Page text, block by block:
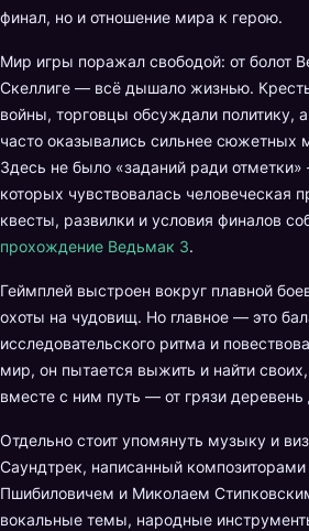
финал, но и отношение мира к герою.
Мир игры поражал свободой: от болот
Скеллиге — всё дышало жизнью.
войны, торговцы обсуждали политику,
часто оказывались сильнее сюжетных
Здесь не было «заданий ради
которых чувствовалась человеческая
квесты, развилки и условия финалов
прохождение Ведьмак 3.
Геймплей выстроен вокруг плавной
охоты на чудовищ. Но главное — это
исследовательского ритма и
мир, он пытается выжить и найти
вместе с ним путь — от грязи
Отдельно стоит упомянуть музыку и
Саундтрек, написанный
Пшибиловичем и Миколаем
вокальные темы, народные